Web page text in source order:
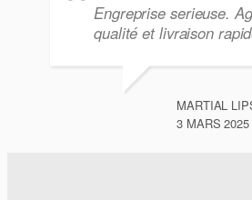
Engreprise serieuse.
qualité et livraison
MARTIAL
3 MARS 2025